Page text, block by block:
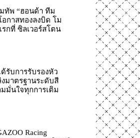
ทัพ “ฮอนด้า ทีม
อกาสทองลงบิด โม
กที่ ซิลเวอร์สโตน
รับการรับรองหัว
งมาตรฐานระดับสี
มั่นใจทุกการเติม
Racing